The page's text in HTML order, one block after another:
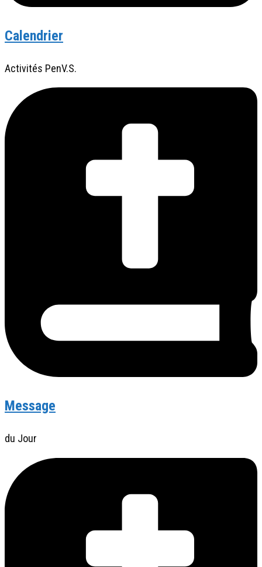
Calendrier
Activités PenV.S.
Message
du Jour